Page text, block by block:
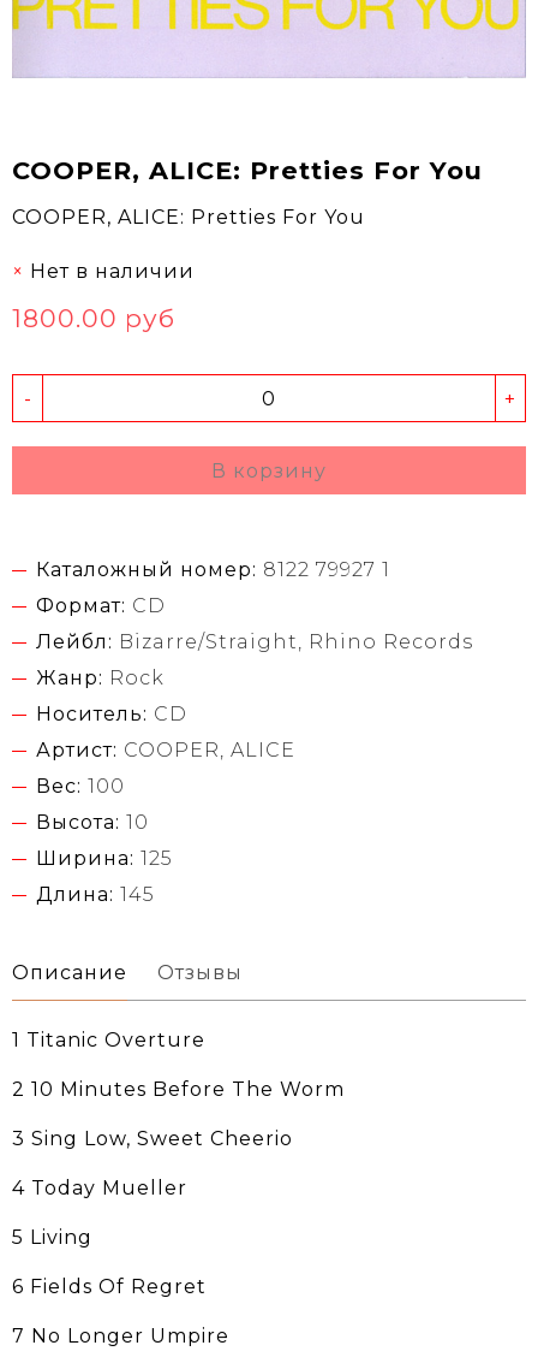
COOPER, ALICE: Pretties For You
COOPER, ALICE: Pretties For You
Нет в наличии
1800.00 руб
- +
В корзину
Каталожный номер: 8122 79927 1
Формат: CD
Лейбл: Bizarre/Straight, Rhino Records
Жанр: Rock
Носитель: CD
Артист: COOPER, ALICE
Вес: 100
Высота: 10
Ширина: 125
Длина: 145
Описание Отзывы
1 Titanic Overture
2 10 Minutes Before The Worm
3 Sing Low, Sweet Cheerio
4 Today Mueller
5 Living
6 Fields Of Regret
7 No Longer Umpire